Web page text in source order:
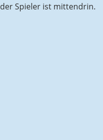
Spieler ist mittendrin.